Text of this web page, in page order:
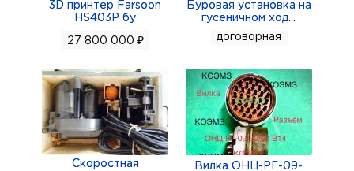
3D принтер Farsoon
HS403P бу
27 800 000 ₽
Буровая установка на
гусеничном ход
договорная
Скоростная
Вилка ОНЦ-РГ-09-